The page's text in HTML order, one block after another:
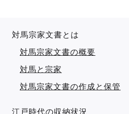
対馬宗家文書とは
対馬宗家文書の概要
対馬と宗家
対馬宗家文書の作成と保管
江戸時代の収納状況